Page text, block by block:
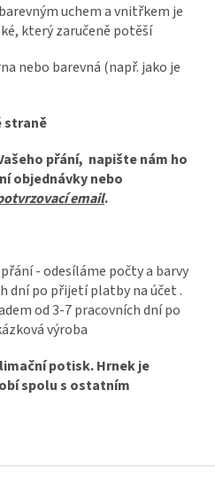
uchem a vnitřkem je
který zaručeně potěší
nebo barevná (např. jako je
straně
přání, napište nám ho
objednávky nebo
email.
- odesíláme počty a barvy
dní po přijetí platby na účet .
od 3-7 pracovních dní po
výroba
potisk. Hrnek je
spolu s ostatním